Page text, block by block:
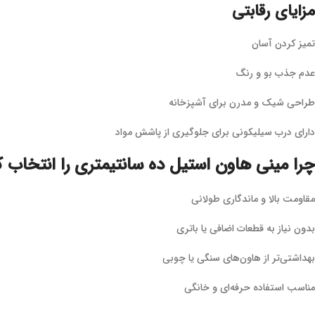
مزایای رقابتی
تمیز کردن آسان
عدم جذب بو و رنگ
طراحی شیک و مدرن برای آشپزخانه
دارای درب سیلیکونی برای جلوگیری از پاشش مواد
چرا مینی هاون استیل ده سانتیمتری را انتخاب
مقاومت بالا و ماندگاری طولانی
بدون نیاز به قطعات اضافی یا باتری
بهداشتی‌تر از هاون‌های سنگی یا چوبی
مناسب استفاده حرفه‌ای و خانگی